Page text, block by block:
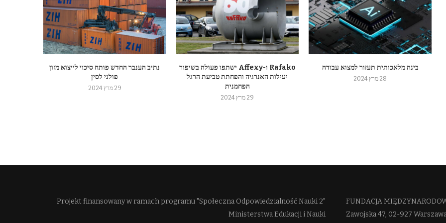
נתיב הענבר החדש פותח סיכוי לייצוא מזון
פולני לסין
29 מרץ 2024
Rafako ו-Affexy ישתפו פעולה בשיפור
יעילות האנרגיה והפחתת טביעת הרגל
הפחמנית
29 מרץ 2024
בינה מלאכותית תעזור למצוא עבודה
28 מרץ 2024
FUNDACJA
Zawojska 47, 02-927
Projekt finansowany w ramach programu "Społeczna Odpowiedzialność Nauki 2"
Ministerstwa Edukacji i Nauki